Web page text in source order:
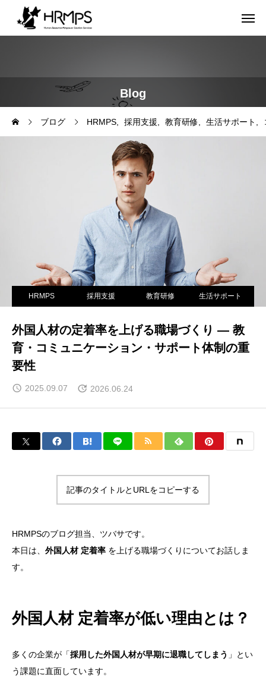
Blog
ブログ HRMPS 採用支援 教育研修 生活サポート
HRMPS 採用支援 教育研修 生活サポート
外国人材の定着率を上げる職場づくり ― 教
育・コミュニケーション・サポート体制の重
要性
2025.09.07 2026.06.24
記事のタイトルとURLをコピーする
HRMPSのブログ担当、ツバサです。
本日は、 外国人材 定着率 を上げる職場づくりについてお話しま
す。
外国人材 定着率が低い理由とは？
多くの企業が「採用した外国人材が早期に退職してしまう 」とい
う課題に直面しています。